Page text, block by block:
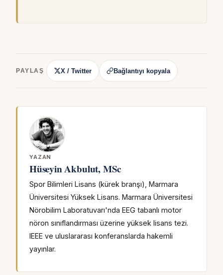
PAYLAŞ X / Twitter Bağlantıyı kopyala
YAZAN
Hüseyin Akbulut, MSc
Spor Bilimleri Lisans (kürek branşı), Marmara
Üniversitesi Yüksek Lisans. Marmara Üniversitesi
Nörobilim Laboratuvarı'nda EEG tabanlı motor
nöron sınıflandırması üzerine yüksek lisans tezi.
IEEE ve uluslararası konferanslarda hakemli
yayınlar.